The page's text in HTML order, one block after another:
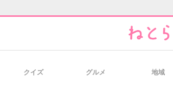
クイズ グルメ 地域